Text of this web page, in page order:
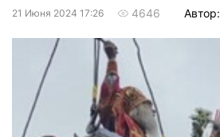
21 Июня 2024 17:26 4646 Автор: